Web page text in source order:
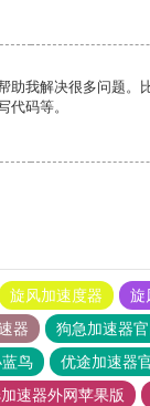
助我解决很多问题。
代码等。
旋风加速度器
旋
器
狗急加速器
鸟 优途加速器
速器外网苹果版